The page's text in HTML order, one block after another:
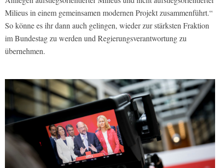
Milieus in einem gemeinsamen modernen Projekt zusammenführt.“
So könne es ihr dann auch gelingen, wieder zur stärksten Fraktion
im Bundestag zu werden und Regierungsverantwortung zu
übernehmen.